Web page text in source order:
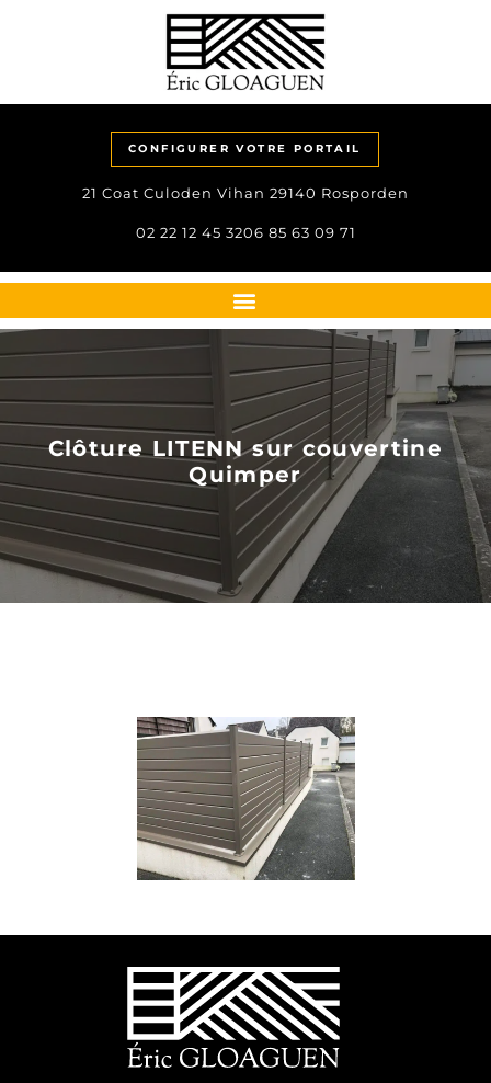
CONFIGURER VOTRE PORTAIL
21 Coat Culoden Vihan 29140 Rosporden
02 22 12 45 3206 85 63 09 71
Clôture LITENN sur couvertine
Quimper